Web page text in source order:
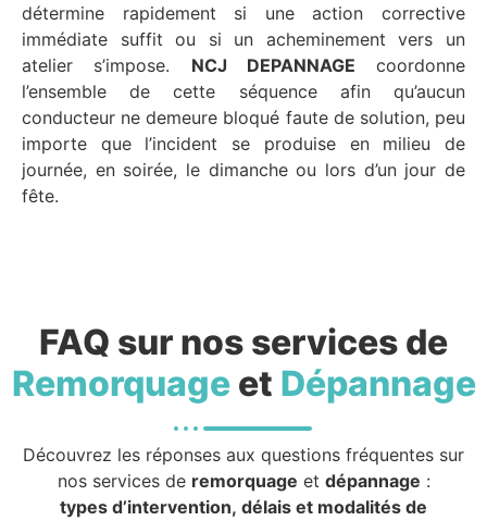
détermine rapidement si une action corrective
immédiate suffit ou si un acheminement vers un
atelier s’impose. NCJ DEPANNAGE coordonne
l’ensemble de cette séquence afin qu’aucun
conducteur ne demeure bloqué faute de solution, peu
importe que l’incident se produise en milieu de
journée, en soirée, le dimanche ou lors d’un jour de
fête.
FAQ sur nos services de
Remorquageet Dépannage
Découvrez les réponses aux questions fréquentes sur
nos services de remorquage et dépannage :
types d’intervention, délais et modalités de